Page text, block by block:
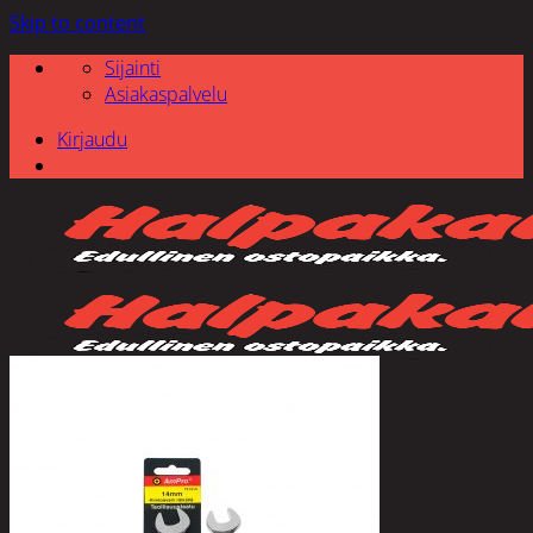
Skip to content
Sijainti
Asiakaspalvelu
Kirjaudu